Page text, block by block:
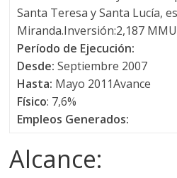
a
q
u
i
Santa Teresa y Santa Lucía,
Miranda.Inversión:2,187
Período de Ejecución:
Desde: Septiembre 2007
Hasta: Mayo 2011Avance
Físico: 7,6%
Empleos Generados:
Alcance: